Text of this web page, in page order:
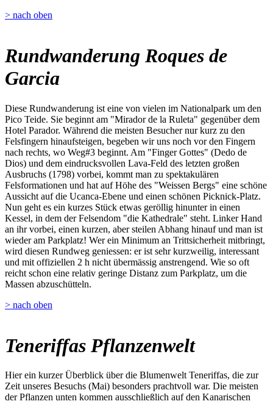
> nach oben
Rundwanderung Roques de
Garcia
Diese Rundwanderung ist eine von vielen im Nationalpark um den
Pico Teide. Sie beginnt am "Mirador de la Ruleta" gegenüber dem
Hotel Parador. Während die meisten Besucher nur kurz zu den
Felsfingern hinaufsteigen, begeben wir uns noch vor den Fingern
nach rechts, wo Weg#3 beginnt. Am "Finger Gottes" (Dedo de
Dios) und dem eindrucksvollen Lava-Feld des letzten großen
Ausbruchs (1798) vorbei, kommt man zu spektakulären
Felsformationen und hat auf Höhe des "Weissen Bergs" eine schöne
Aussicht auf die Ucanca-Ebene und einen schönen Picknick-Platz.
Nun geht es ein kurzes Stück etwas geröllig hinunter in einen
Kessel, in dem der Felsendom "die Kathedrale" steht. Linker Hand
an ihr vorbei, einen kurzen, aber steilen Abhang hinauf und man ist
wieder am Parkplatz! Wer ein Minimum an Trittsicherheit mitbringt,
wird diesen Rundweg geniessen: er ist sehr kurzweilig, interessant
und mit offiziellen 2 h nicht übermässig anstrengend. Wie so oft
reicht schon eine relativ geringe Distanz zum Parkplatz, um die
Massen abzuschütteln.
> nach oben
Teneriffas Pflanzenwelt
Hier ein kurzer Überblick über die Blumenwelt Teneriffas, die zur
Zeit unseres Besuchs (Mai) besonders prachtvoll war. Die meisten
der Pflanzen unten kommen ausschließlich auf den Kanarischen